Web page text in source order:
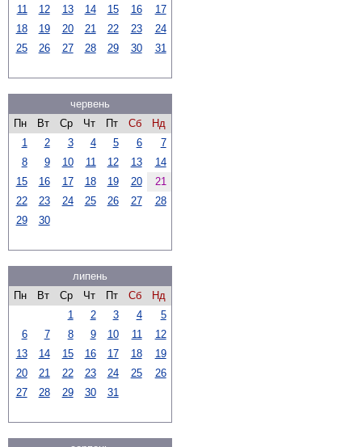
11
12 13 14 15 16
17
18
19 20 21 22 23
24
25
26 27 28 29 30 31
червень
Пн
Вт Ср Чт Пт Сб
Нд
1
2 3 4 5 6
7
8
9 10 11 12 13
14
15
16 17 18 19 20
21
22
23 24 25 26 27
28
29
30
липень
Пн
Вт Ср Чт Пт Сб
Нд
1
2 3 4
5
6
7 8 9 10 11
12
13
14 15 16 17 18
19
20
21 22 23 24 25
26
27
28 29 30 31